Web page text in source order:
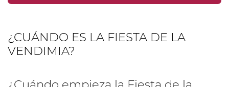
¿CUÁNDO ES LA FIESTA DE LA
VENDIMIA?